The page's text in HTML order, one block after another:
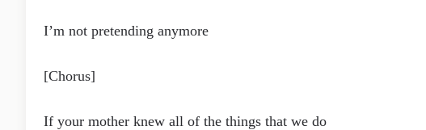
I’m not pretending anymore
[Chorus]
If your mother knew all of the things that we do